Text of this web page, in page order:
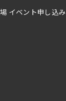
イベント申し込み